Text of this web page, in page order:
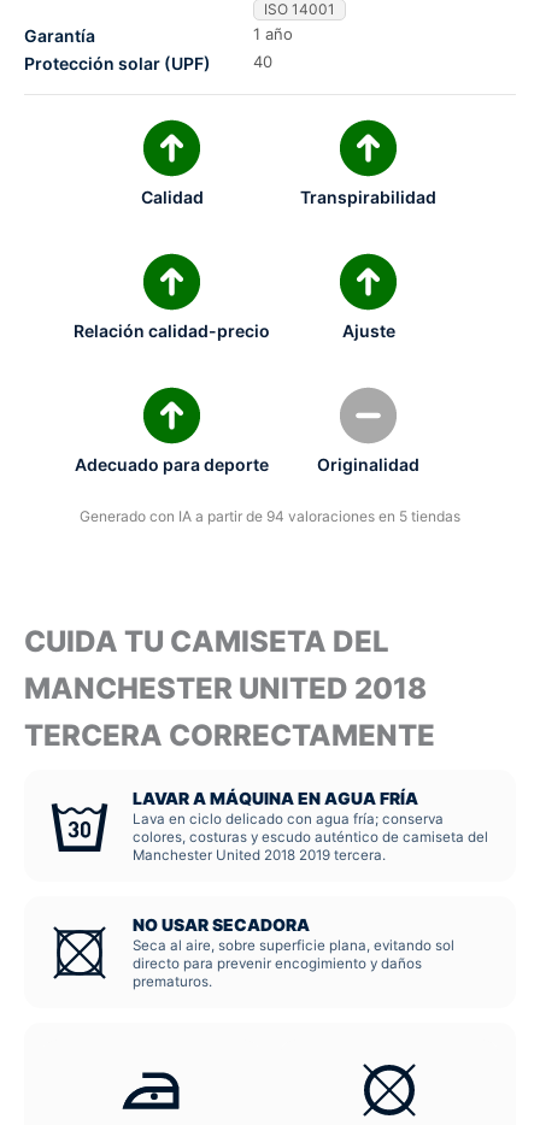
ISO 14001
Garantía 1 año
Protección solar (UPF) 40
Calidad Transpirabilidad
Relación calidad-precio Ajuste
Adecuado para deporte Originalidad
Generado con IA a partir de 94 valoraciones en 5 tiendas
CUIDA TU CAMISETA DEL
MANCHESTER UNITED 2018
TERCERA CORRECTAMENTE
LAVAR A MÁQUINA EN AGUA FRÍA
Lava en ciclo delicado con agua fría; conserva
colores, costuras y escudo auténtico de camiseta del
Manchester United 2018 2019 tercera.
NO USAR SECADORA
Seca al aire, sobre superficie plana, evitando sol
directo para prevenir encogimiento y daños
prematuros.